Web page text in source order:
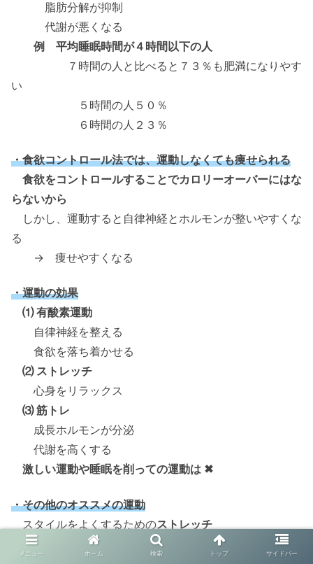
脂肪分解が抑制
代謝が悪くなる
例 平均睡眠時間が４時間以下の人
７時間の人と比べると７３％も肥満になりやす
い
５時間の人５０％
６時間の人２３％
・食欲コントロール法では、運動しなくても痩せられる
食欲をコントロールすることでカロリーオーバーにはな
らないから
しかし、運動すると自律神経とホルモンが整いやすくな
る
→ 痩せやすくなる
・運動の効果
⑴ 有酸素運動
自律神経を整える
食欲を落ち着かせる
⑵ ストレッチ
心身をリラックス
⑶ 筋トレ
成長ホルモンが分泌
代謝を高くする
激しい運動や睡眠を削っての運動は ✖
・その他のオススメの運動
スタイルをよくするためのストレッチ
毎日１回の
スクワット
メニュー ホーム 検索 トップ サイドバー